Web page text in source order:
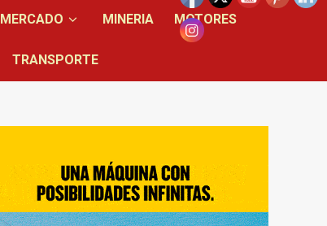
MERCADO MINERIA MOTORES
TRANSPORTE